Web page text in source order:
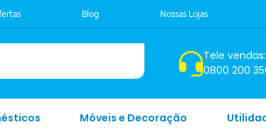
Blog Nossas Lojas
Tele vendas:
0800 200
Móveis e Decoração